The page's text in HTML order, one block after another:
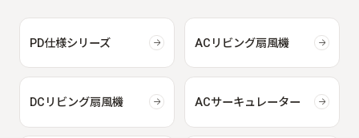
PD仕様シリーズ ACリビング扇風機
DCリビング扇風機 ACサーキュレーター